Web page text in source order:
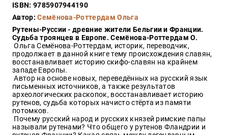
ISBN: 9785907944190
Автор:Семёнова-Роттердам Ольга
Рутены-Руссии - древние жители Бельгии и Франции.
Судьба троянцев в Европе. Семёнова-Роттердам О.
Ольга Семёнова-Роттердам, историк, переводчик,
продолжает в данной книге тему происхождения славян,
восстанавливает историю скифо-славян на крайнем
западе Европы.
Автор на основе новых, переведённых на русский язык
письменных источников, а также результатов
археологических раскопок, восстанавливает историю
рутенов, судьба которых начисто стёрта из памяти
потомков.
Почему русский народ и русских князей римские папы
называли рутенами? Что общего у рутенов Фландрии и
Оптовикам
Авторам
Контакты
Мероприятия
+7(499)
350-17-
79